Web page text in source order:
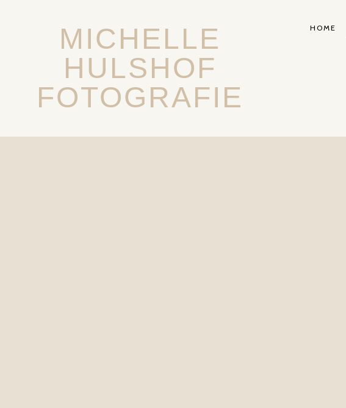
MICHELLE
HULSHOF
FOTOGRAFIE
HOME